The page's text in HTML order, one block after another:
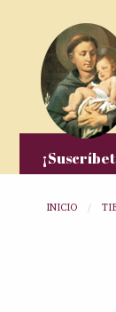
INICIO